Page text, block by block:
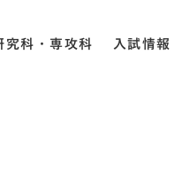
究科・専攻科 入試情報